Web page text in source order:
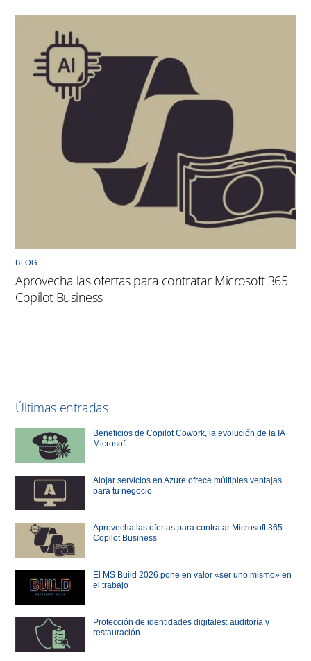
BLOG
Aprovecha las ofertas para contratar Microsoft 365
Copilot Business
Últimas entradas
Beneficios de Copilot Cowork, la evolución de la IA
Microsoft
Alojar servicios en Azure ofrece múltiples ventajas
para tu negocio
Aprovecha las ofertas para contratar Microsoft 365
Copilot Business
El MS Build 2026 pone en valor «ser uno mismo» en
el trabajo
Protección de identidades digitales: auditoría y
restauración